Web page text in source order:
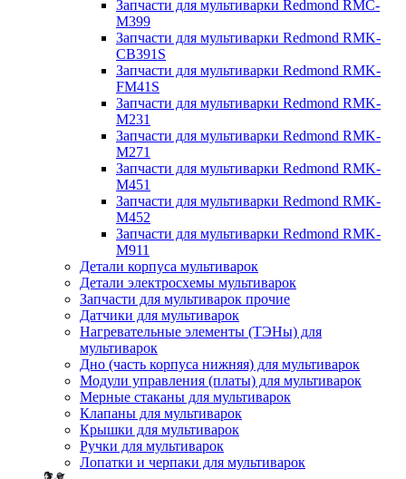
Запчасти для мультиварки Redmond RMC-
M399
Запчасти для мультиварки Redmond RMK-
CB391S
Запчасти для мультиварки Redmond RMK-
FM41S
Запчасти для мультиварки Redmond RMK-
M231
Запчасти для мультиварки Redmond RMK-
M271
Запчасти для мультиварки Redmond RMK-
M451
Запчасти для мультиварки Redmond RMK-
M452
Запчасти для мультиварки Redmond RMK-
M911
Детали корпуса мультиварок
Детали электросхемы мультиварок
Запчасти для мультиварок прочие
Датчики для мультиварок
Нагревательные элементы (ТЭНы) для
мультиварок
Дно (часть корпуса нижняя) для мультиварок
Модули управления (платы) для мультиварок
Мерные стаканы для мультиварок
Клапаны для мультиварок
Крышки для мультиварок
Ручки для мультиварок
Лопатки и черпаки для мультиварок